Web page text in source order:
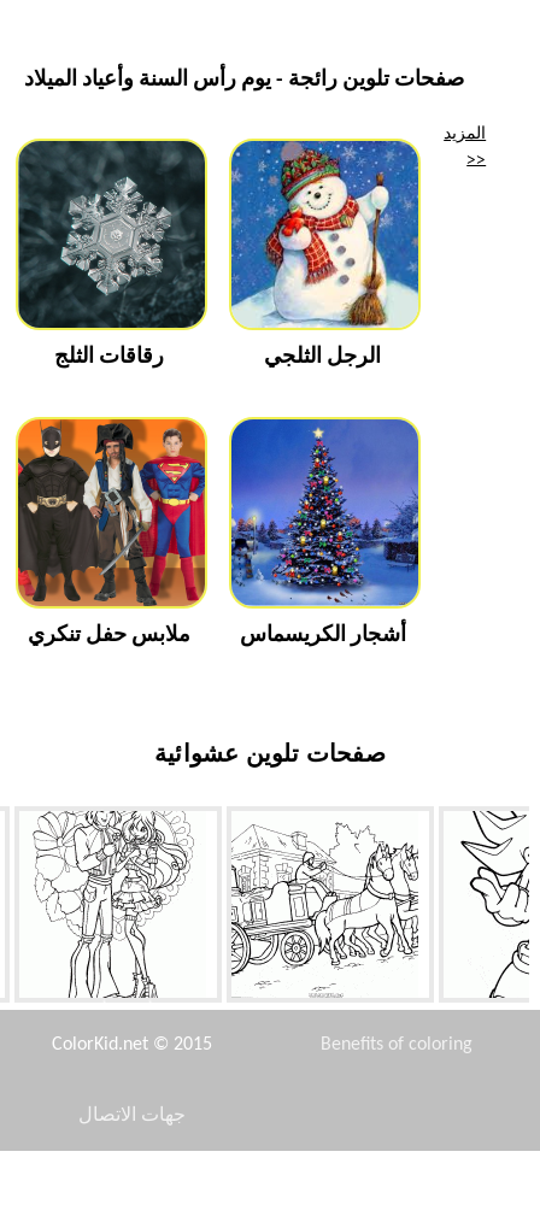
صفحات تلوين رائجة - يوم رأس السنة وأعياد الميلاد
رقاقات الثلج الرجل الثلجي
ملابس حفل تنكري أشجار الكريسماس
المزيد
>>
صفحات تلوين عشوائية
الأمير والأميرة مضخة البخار
ColorKid.net © 2015 Benefits of coloring
جهات الاتصال